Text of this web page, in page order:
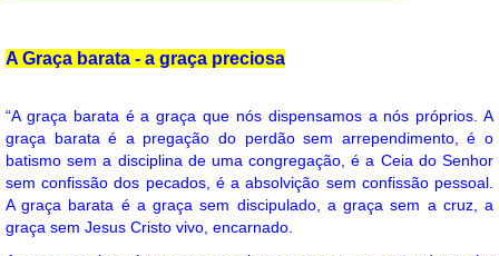
A Graça barata - a graça preciosa
“A graça barata é a graça que nós dispensamos a nós próprios. A
graça barata é a pregação do perdão sem arrependimento, é o
batismo sem a disciplina de uma congregação, é a Ceia do Senhor
sem confissão dos pecados, é a absolvição sem confissão pessoal.
A graça barata é a graça sem discipulado, a graça sem a cruz, a
graça sem Jesus Cristo vivo, encarnado.